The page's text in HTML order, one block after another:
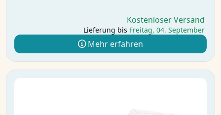
Kostenloser Versand
Lieferung bis Freitag, 04. September
Mehr erfahren